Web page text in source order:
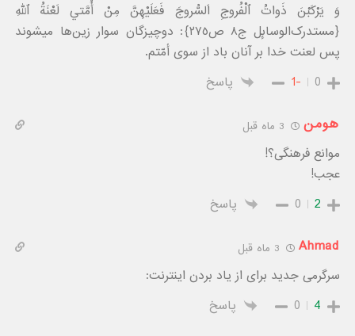
وَ يَرْكَبْنَ ذَواتُ ٱلْفُروجِ اَلسُّروجَ فَعَلَيْهِنَّ مِنْ أُمَّتي لَعْنَةُ ٱللهِ
﴿مستدرک‌الوساٮٕل ج٨ ص٢٧٥﴾: دوچیزگان سوار زین‌ها میشوند
پس لعنت خدا بر آنان باد از سوی أمّتم.
0
-1 پاسخ
هومن
موانع فرهنگی؟!
عجب!
2
0 پاسخ
Ahmad
سرگرمی جدید برای از یاد بردن اینترنت:
4
0 پاسخ